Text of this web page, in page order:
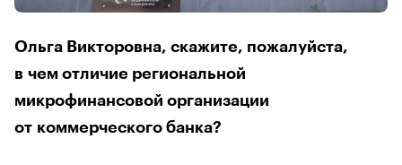
Ольга Викторовна, скажите, пожалуйста,
в чем отличие региональной
микрофинансовой организации
от коммерческого банка?